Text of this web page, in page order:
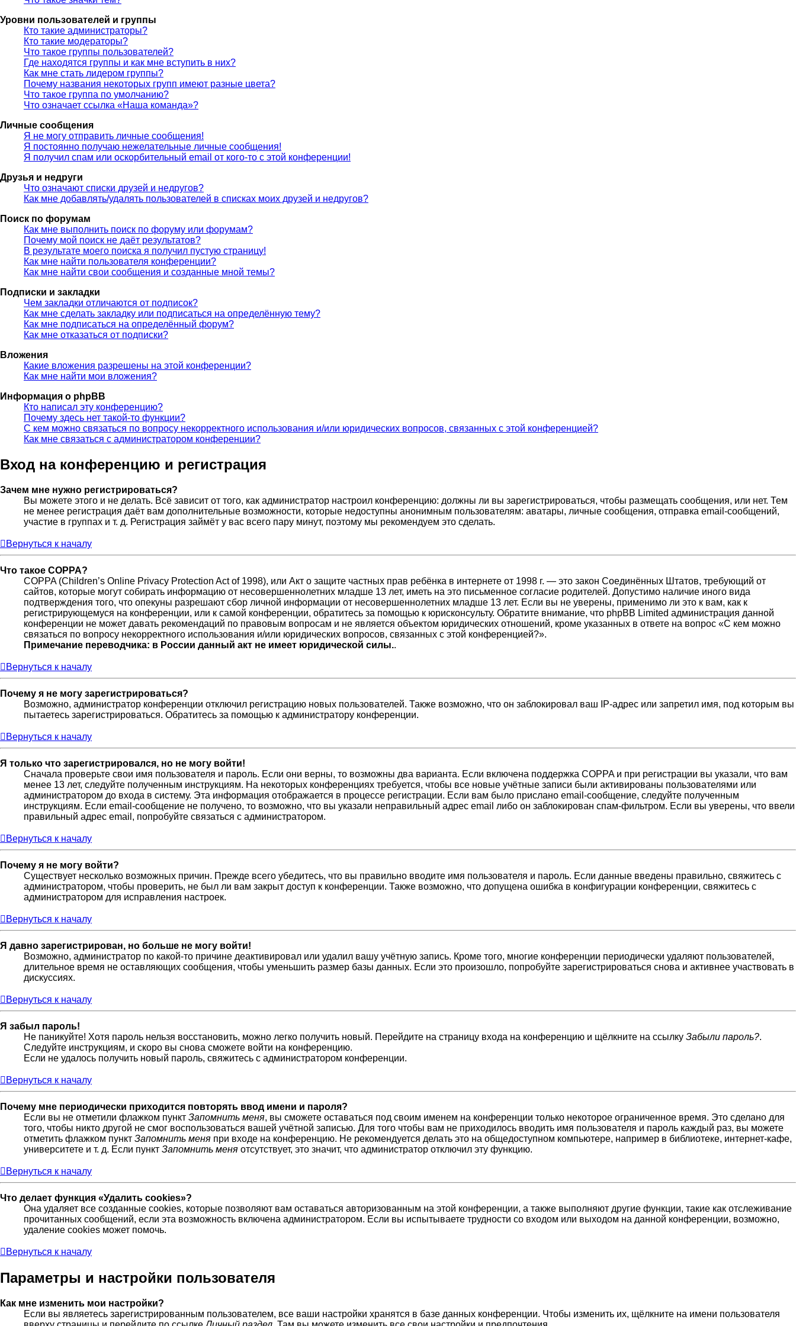
Уровни пользователей и группы
Кто такие администраторы?
Кто такие модераторы?
Что такое группы пользователей?
Где находятся группы и как мне вступить в них?
Как мне стать лидером группы?
Почему названия некоторых групп имеют разные цвета?
Что такое группа по умолчанию?
Что означает ссылка «Наша команда»?
Личные сообщения
Я не могу отправить личные сообщения!
Я постоянно получаю нежелательные личные сообщения!
Я получил спам или оскорбительный email от кого-то с этой конференции!
Друзья и недруги
Что означают списки друзей и недругов?
Как мне добавлять/удалять пользователей в списках моих друзей и недругов?
Поиск по форумам
Как мне выполнить поиск по форуму или форумам?
Почему мой поиск не даёт результатов?
В результате моего поиска я получил пустую страницу!
Как мне найти пользователя конференции?
Как мне найти свои сообщения и созданные мной темы?
Подписки и закладки
Чем закладки отличаются от подписок?
Как мне сделать закладку или подписаться на определённую тему?
Как мне подписаться на определённый форум?
Как мне отказаться от подписки?
Вложения
Какие вложения разрешены на этой конференции?
Как мне найти мои вложения?
Информация о phpBB
Кто написал эту конференцию?
Почему здесь нет такой-то функции?
С кем можно связаться по вопросу некорректного использования и/или юридических вопросов, связанных с этой конференцией?
Как мне связаться с администратором конференции?
Вход на конференцию и регистрация
Зачем мне нужно регистрироваться?
Вы можете этого и не делать. Всё зависит от того, как администратор настроил конференцию: должны ли вы зарегистрироваться, чтобы размещать сообщения, или нет. Тем
не менее регистрация даёт вам дополнительные возможности, которые недоступны анонимным пользователям: аватары, личные сообщения, отправка email-сообщений,
участие в группах и т. д. Регистрация займёт у вас всего пару минут, поэтому мы рекомендуем это сделать.
Вернуться к началу
Что такое COPPA?
COPPA (Children’s Online Privacy Protection Act of 1998), или Акт о защите частных прав ребёнка в интернете от 1998 г. — это закон Соединённых Штатов, требующий от
сайтов, которые могут собирать информацию от несовершеннолетних младше 13 лет, иметь на это письменное согласие родителей. Допустимо наличие иного вида
подтверждения того, что опекуны разрешают сбор личной информации от несовершеннолетних младше 13 лет. Если вы не уверены, применимо ли это к вам, как к
регистрирующемуся на конференции, или к самой конференции, обратитесь за помощью к юрисконсульту. Обратите внимание, что phpBB Limited администрация данной
конференции не может давать рекомендаций по правовым вопросам и не является объектом юридических отношений, кроме указанных в ответе на вопрос «С кем можно
связаться по вопросу некорректного использования и/или юридических вопросов, связанных с этой конференцией?».
Примечание переводчика: в России данный акт не имеет юридической силы..
Вернуться к началу
Почему я не могу зарегистрироваться?
Возможно, администратор конференции отключил регистрацию новых пользователей. Также возможно, что он заблокировал ваш IP-адрес или запретил имя, под которым вы
пытаетесь зарегистрироваться. Обратитесь за помощью к администратору конференции.
Вернуться к началу
Я только что зарегистрировался, но не могу войти!
Сначала проверьте свои имя пользователя и пароль. Если они верны, то возможны два варианта. Если включена поддержка COPPA и при регистрации вы указали, что вам
менее 13 лет, следуйте полученным инструкциям. На некоторых конференциях требуется, чтобы все новые учётные записи были активированы пользователями или
администратором до входа в систему. Эта информация отображается в процессе регистрации. Если вам было прислано email-сообщение, следуйте полученным
инструкциям. Если email-сообщение не получено, то возможно, что вы указали неправильный адрес email либо он заблокирован спам-фильтром. Если вы уверены, что ввели
правильный адрес email, попробуйте связаться с администратором.
Вернуться к началу
Почему я не могу войти?
Существует несколько возможных причин. Прежде всего убедитесь, что вы правильно вводите имя пользователя и пароль. Если данные введены правильно, свяжитесь с
администратором, чтобы проверить, не был ли вам закрыт доступ к конференции. Также возможно, что допущена ошибка в конфигурации конференции, свяжитесь с
администратором для исправления настроек.
Вернуться к началу
Я давно зарегистрирован, но больше не могу войти!
Возможно, администратор по какой-то причине деактивировал или удалил вашу учётную запись. Кроме того, многие конференции периодически удаляют пользователей,
длительное время не оставляющих сообщения, чтобы уменьшить размер базы данных. Если это произошло, попробуйте зарегистрироваться снова и активнее участвовать в
дискуссиях.
Вернуться к началу
Я забыл пароль!
Не паникуйте! Хотя пароль нельзя восстановить, можно легко получить новый. Перейдите на страницу входа на конференцию и щёлкните на ссылку Забыли пароль?.
Следуйте инструкциям, и скоро вы снова сможете войти на конференцию.
Если не удалось получить новый пароль, свяжитесь с администратором конференции.
Вернуться к началу
Почему мне периодически приходится повторять ввод имени и пароля?
Если вы не отметили флажком пункт Запомнить меня, вы сможете оставаться под своим именем на конференции только некоторое ограниченное время. Это сделано для
того, чтобы никто другой не смог воспользоваться вашей учётной записью. Для того чтобы вам не приходилось вводить имя пользователя и пароль каждый раз, вы можете
отметить флажком пункт Запомнить меня при входе на конференцию. Не рекомендуется делать это на общедоступном компьютере, например в библиотеке, интернет-кафе,
университете и т. д. Если пункт Запомнить меня отсутствует, это значит, что администратор отключил эту функцию.
Вернуться к началу
Что делает функция «Удалить cookies»?
Она удаляет все созданные cookies, которые позволяют вам оставаться авторизованным на этой конференции, а также выполняют другие функции, такие как отслеживание
прочитанных сообщений, если эта возможность включена администратором. Если вы испытываете трудности со входом или выходом на данной конференции, возможно,
удаление cookies может помочь.
Вернуться к началу
Параметры и настройки пользователя
Как мне изменить мои настройки?
Если вы являетесь зарегистрированным пользователем, все ваши настройки хранятся в базе данных конференции. Чтобы изменить их, щёлкните на имени пользователя